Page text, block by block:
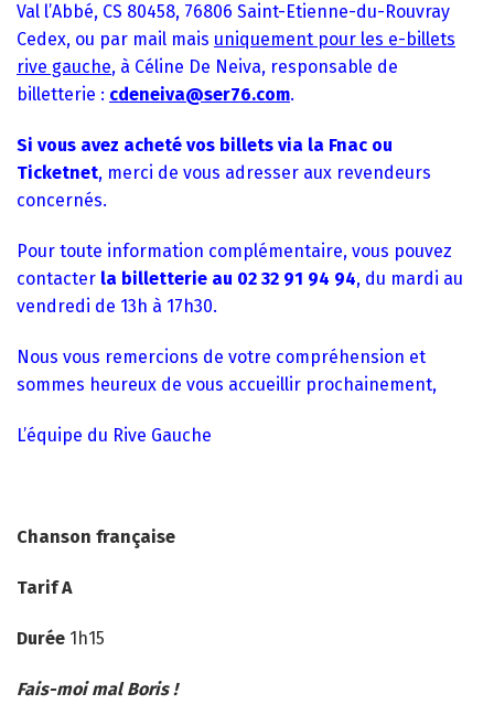
Val l’Abbé, CS 80458, 76806 Saint-Etienne-du-Rouvray
Cedex, ou par mail mais uniquement pour les e-billets
rive gauche, à Céline De Neiva, responsable de
billetterie : cdeneiva@ser76.com.
Si vous avez acheté vos billets via la Fnac ou
Ticketnet, merci de vous adresser aux revendeurs
concernés.
Pour toute information complémentaire, vous pouvez
contacter la billetterie au 02 32 91 94 94, du mardi au
vendredi de 13h à 17h30.
Nous vous remercions de votre compréhension et
sommes heureux de vous accueillir prochainement,
L’équipe du Rive Gauche
Chanson française
Tarif A
Durée 1h15
Fais-moi mal Boris !